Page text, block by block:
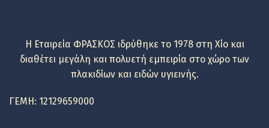
Η Εταιρεία ΦΡΑΣΚΟΣ ιδρύθηκε το 1978 στη Χίο και
διαθέτει μεγάλη και πολυετή εμπειρία στο χώρο των
πλακιδίων και ειδών υγιεινής.
ΓΕΜΗ: 12129659000